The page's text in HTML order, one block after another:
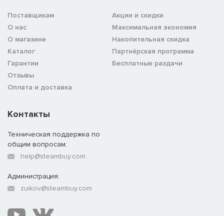
Поставщикам
О нас
О магазине
Каталог
Гарантии
Отзывы
Оплата и доставка
Акции и скидки
Максимальная экономия
Накопительная скидка
Партнёрская программа
Бесплатные раздачи
Контакты
Техническая поддержка по
общим вопросам:
help@steambuy.com
Администрация:
zuikov@steambuy.com